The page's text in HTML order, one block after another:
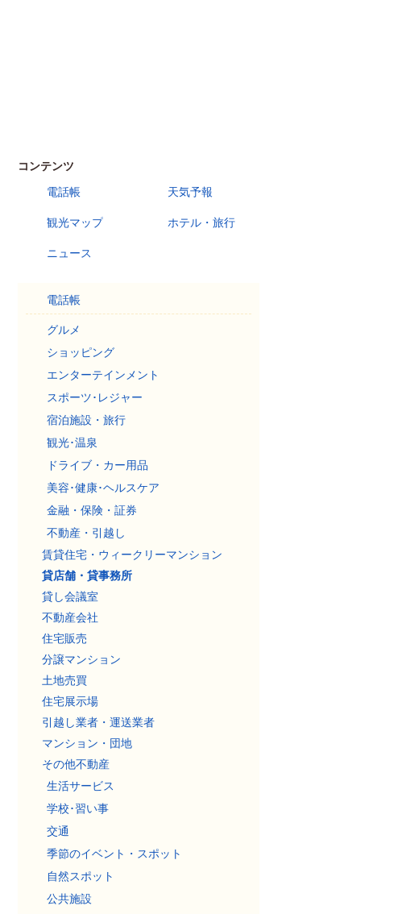
コンテンツ
電話帳
天気予報
観光マップ ホテル・旅行
ニュース
電話帳
グルメ
ショッピング
エンターテインメント
スポーツ･レジャー
宿泊施設・旅行
観光･温泉
ドライブ・カー用品
美容･健康･ヘルスケア
金融・保険・証券
不動産・引越し
賃貸住宅・ウィークリーマンション
貸店舗・貸事務所
貸し会議室
不動産会社
住宅販売
分譲マンション
土地売買
住宅展示場
引越し業者・運送業者
マンション・団地
その他不動産
生活サービス
学校･習い事
交通
季節のイベント・スポット
自然スポット
公共施設